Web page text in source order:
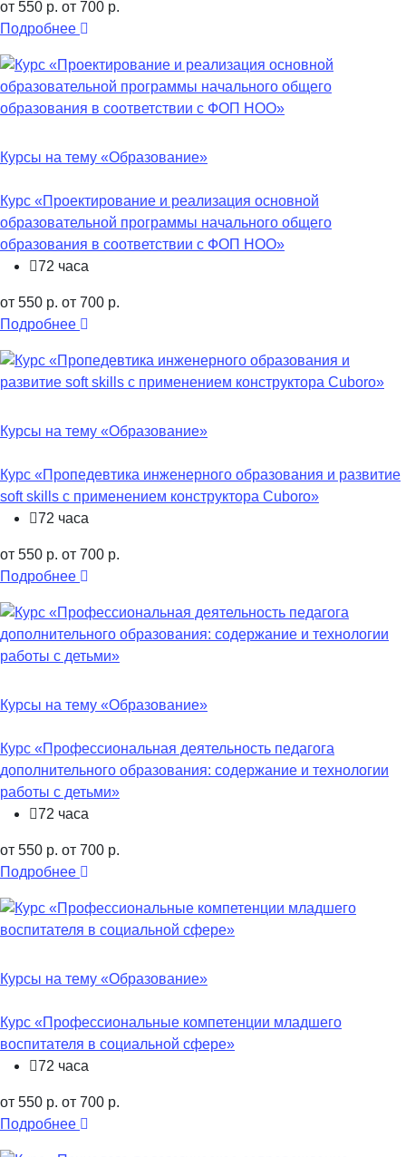
от 550 р. от 700 р.
Подробнее
Курсы на тему «Образование»
Курс «Проектирование и реализация основной
образовательной программы начального общего
образования в соответствии с ФОП НОО»
72 часа
от 550 р. от 700 р.
Подробнее
Курсы на тему «Образование»
Курс «Пропедевтика инженерного образования и развитие
soft skills c применением конструктора Cuboro»
72 часа
от 550 р. от 700 р.
Подробнее
Курсы на тему «Образование»
Курс «Профессиональная деятельность педагога
дополнительного образования: содержание и технологии
работы с детьми»
72 часа
от 550 р. от 700 р.
Подробнее
Курсы на тему «Образование»
Курс «Профессиональные компетенции младшего
воспитателя в социальной сфере»
72 часа
от 550 р. от 700 р.
Подробнее